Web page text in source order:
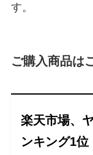
す。
ご購入商品は
楽天市場、
ンキング1